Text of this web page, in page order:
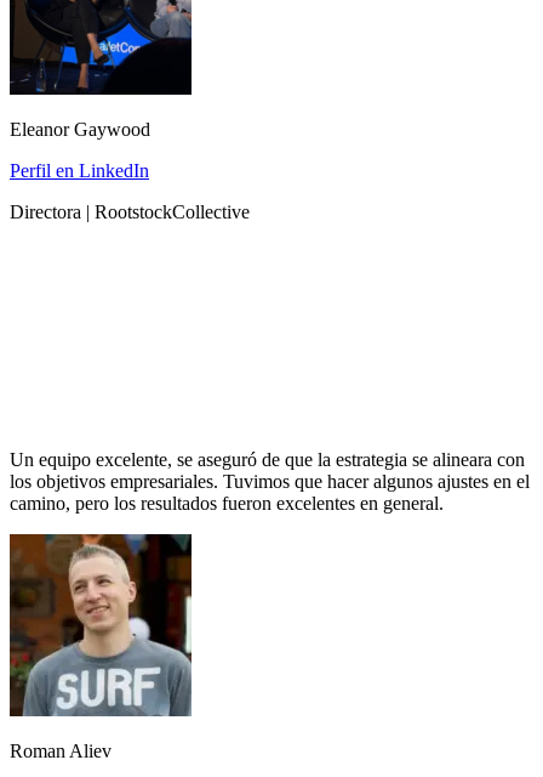
Eleanor Gaywood
Perfil en LinkedIn
Directora | RootstockCollective
Un equipo excelente, se aseguró de que la estrategia se alineara con
los objetivos empresariales. Tuvimos que hacer algunos ajustes en el
camino, pero los resultados fueron excelentes en general.
Roman Aliev